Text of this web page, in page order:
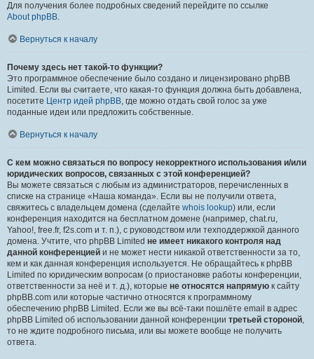
Для получения более подробных сведений перейдите по ссылке
About phpBB.
Вернуться к началу
Почему здесь нет такой-то функции?
Это программное обеспечение было создано и лицензировано phpBB
Limited. Если вы считаете, что какая-то функция должна быть добавлена,
посетите Центр идей phpBB, где можно отдать свой голос за уже
поданные идеи или предложить собственные.
Вернуться к началу
С кем можно связаться по вопросу некорректного использования и/или
юридических вопросов, связанных с этой конференцией?
Вы можете связаться с любым из администраторов, перечисленных в
списке на странице «Наша команда». Если вы не получили ответа,
свяжитесь с владельцем домена (сделайте whois lookup) или, если
конференция находится на бесплатном домене (например, chat.ru,
Yahoo!, free.fr, f2s.com и т. п.), с руководством или техподдержкой данного
домена. Учтите, что phpBB Limited не имеет никакого контроля над
данной конференцией и не может нести никакой ответственности за то,
кем и как данная конференция используется. Не обращайтесь к phpBB
Limited по юридическим вопросам (о приостановке работы конференции,
ответственности за неё и т. д.), которые не относятся напрямую к сайту
phpBB.com или которые частично относятся к программному
обеспечению phpBB Limited. Если же вы всё-таки пошлёте email в адрес
phpBB Limited об использовании данной конференции третьей стороной,
то не ждите подробного письма, или вы можете вообще не получить
ответа.